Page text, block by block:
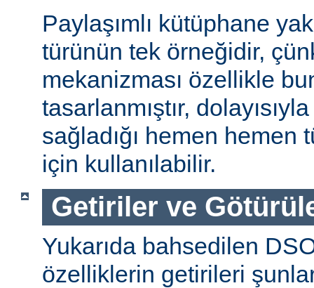
Paylaşımlı kütüphane
türünün tek örneğidir,
mekanizması özellikle
tasarlanmıştır,
sağladığı hemen hemen
için kullanılabilir.
Getiriler ve
Yukarıda bahsedilen
özelliklerin getirileri